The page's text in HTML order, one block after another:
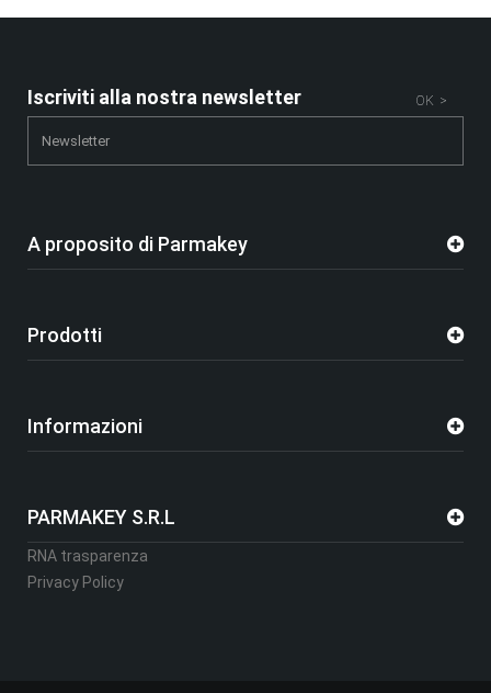
Iscriviti alla nostra newsletter OK >
A proposito di Parmakey
Prodotti
Informazioni
PARMAKEY S.R.L
RNA trasparenza
Privacy Policy